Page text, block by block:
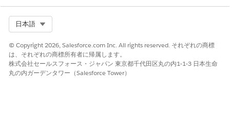
Experience Cloud サイトに追加します。
自動化ツールキット
助成金提供は、プラットフォームとデータモデルを機能させる、
ライセンスで使用可能な機能セットと連動します。
OmniStudio、アクションプラン、ドキュメントの追跡と承認、
ビジネスルールエンジン、その他のコンポーネント、サービス、
日本語
© Copyright 2026, Salesforce.com Inc. All rights reserved. それぞれの商標
は、それぞれの商標所有者に帰属します。
株式会社セールスフォース・ジャパン 東京都千代田区丸の内1-1-3 日本生命
丸の内ガーデンタワー（Salesforce Tower）